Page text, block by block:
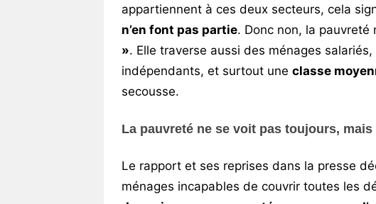
appartiennent à ces deux secteurs, cela
n’en font pas partie. Donc non, la pauvreté
». Elle traverse aussi des ménages
indépendants, et surtout une classe
secousse.
La pauvreté ne se voit pas toujours,
Le rapport et ses reprises dans la presse
ménages incapables de couvrir toutes les